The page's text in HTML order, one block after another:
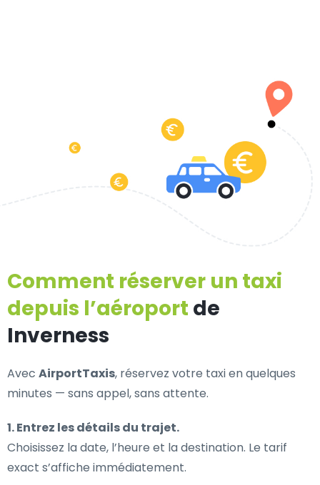
Comment réserver un taxi
depuis l’aéroport de
Inverness
Avec AirportTaxis, réservez votre taxi en quelques
minutes — sans appel, sans attente.
1. Entrez les détails du trajet.
Choisissez la date, l’heure et la destination. Le tarif
exact s’affiche immédiatement.